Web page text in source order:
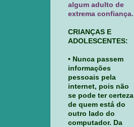
algum adulto de
extrema confiança.
CRIANÇAS E
ADOLESCENTES:
• Nunca passem
informações
pessoais pela
internet, pois não
se pode ter certeza
de quem está do
outro lado do
computador. Da